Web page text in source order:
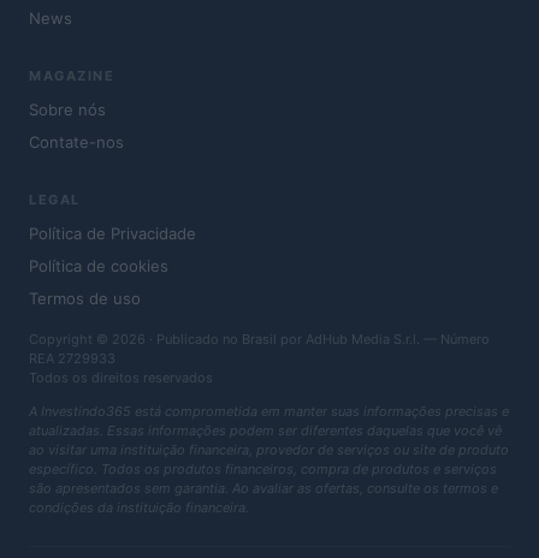
News
MAGAZINE
Sobre nós
Contate-nos
LEGAL
Política de Privacidade
Política de cookies
Termos de uso
Copyright © 2026 · Publicado no Brasil por AdHub Media S.r.l. — Número
REA 2729933
Todos os direitos reservados
A Investindo365 está comprometida em manter suas informações precisas e
atualizadas. Essas informações podem ser diferentes daquelas que você vê
ao visitar uma instituição financeira, provedor de serviços ou site de produto
específico. Todos os produtos financeiros, compra de produtos e serviços
são apresentados sem garantia. Ao avaliar as ofertas, consulte os termos e
condições da instituição financeira.